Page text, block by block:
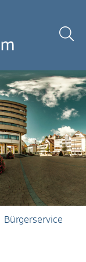
Bürgerservice